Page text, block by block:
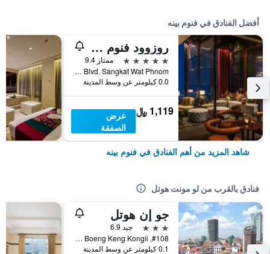
أفضل الفنادق في فنوم بينه
روزوود فنوم بين
5 نجوم
ممتاز 9.4
No. 66 Monivong Blvd. Sangkat Wat Phnom, فنوم بينه, كمبوديا
0.0 كيلومتر عن وسط المدينة
1,119 ﷼
عرض
الصفقة
شاهد المزيد من أهم الفنادق في فنوم بينه
فنادق بالقرب من لو مونت هوتل
جو إن هوتل
3 نجوم
جيد 6.9
#108, St 304, Sangkat Boeng Keng Kongii, فنوم بينه, كمبوديا
0.1 كيلومتر عن وسط المدينة